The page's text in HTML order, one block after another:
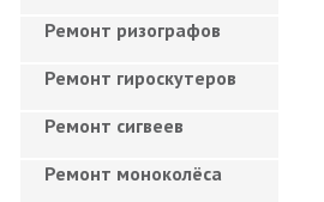
Ремонт ризографов
Ремонт гироскутеров
Ремонт сигвеев
Ремонт моноколёса